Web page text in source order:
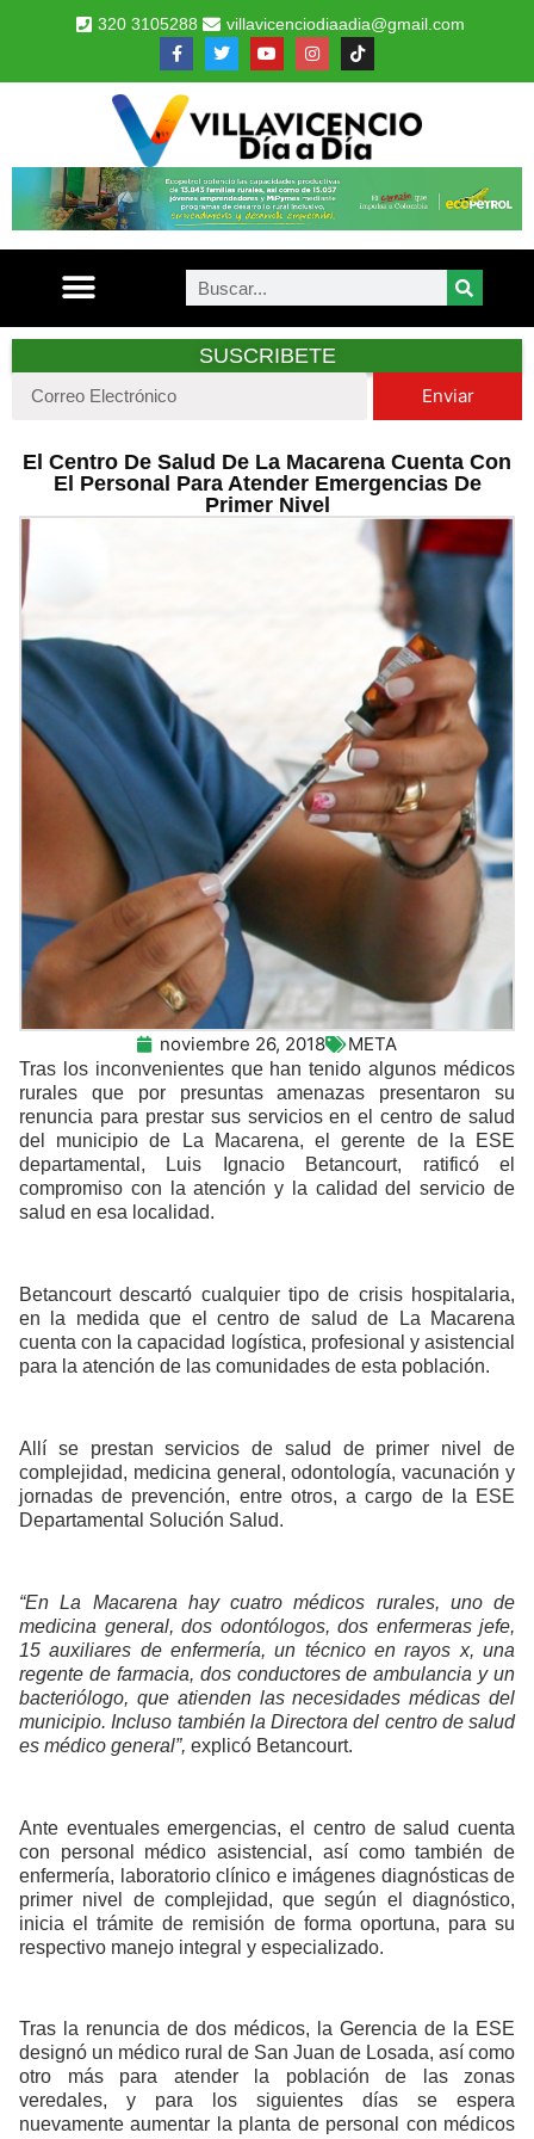
320 3105288 villavicenciodiaadia@gmail.com
SUSCRIBETE
Enviar
El Centro De Salud De La Macarena Cuenta Con
El Personal Para Atender Emergencias De
Primer Nivel
noviembre 26, 2018 META
Tras los inconvenientes que han tenido algunos médicos
rurales que por presuntas amenazas presentaron su
renuncia para prestar sus servicios en el centro de salud
del municipio de La Macarena, el gerente de la ESE
departamental, Luis Ignacio Betancourt, ratificó el
compromiso con la atención y la calidad del servicio de
salud en esa localidad.
Betancourt descartó cualquier tipo de crisis hospitalaria,
en la medida que el centro de salud de La Macarena
cuenta con la capacidad logística, profesional y asistencial
para la atención de las comunidades de esta población.
Allí se prestan servicios de salud de primer nivel de
complejidad, medicina general, odontología, vacunación y
jornadas de prevención, entre otros, a cargo de la ESE
Departamental Solución Salud.
“En La Macarena hay cuatro médicos rurales, uno de
medicina general, dos odontólogos, dos enfermeras jefe,
15 auxiliares de enfermería, un técnico en rayos x, una
regente de farmacia, dos conductores de ambulancia y un
bacteriólogo, que atienden las necesidades médicas del
municipio. Incluso también la Directora del centro de salud
es médico general”, explicó Betancourt.
Ante eventuales emergencias, el centro de salud cuenta
con personal médico asistencial, así como también de
enfermería, laboratorio clínico e imágenes diagnósticas de
primer nivel de complejidad, que según el diagnóstico,
inicia el trámite de remisión de forma oportuna, para su
respectivo manejo integral y especializado.
Tras la renuncia de dos médicos, la Gerencia de la ESE
designó un médico rural de San Juan de Losada, así como
otro más para atender la población de las zonas
veredales, y para los siguientes días se espera
nuevamente aumentar la planta de personal con médicos